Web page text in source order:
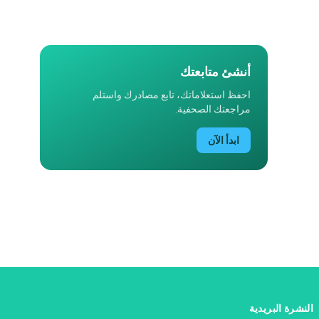
أنشئ متابعتك
احفظ استعلاماتك، تابع مصادرك واستلم
مراجعتك الصحفية.
ابدأ الآن
النشرة البريدية